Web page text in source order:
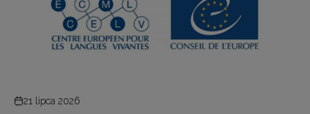
21 lipca 2026